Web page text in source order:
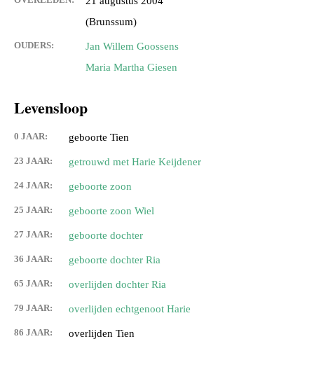
(Brunssum)
OUDERS:
Jan Willem Goossens
Maria Martha Giesen
Levensloop
0 JAAR: geboorte Tien
23 JAAR: getrouwd met Harie Keijdener
24 JAAR: geboorte zoon
25 JAAR: geboorte zoon Wiel
27 JAAR: geboorte dochter
36 JAAR: geboorte dochter Ria
65 JAAR: overlijden dochter Ria
79 JAAR: overlijden echtgenoot Harie
86 JAAR: overlijden Tien